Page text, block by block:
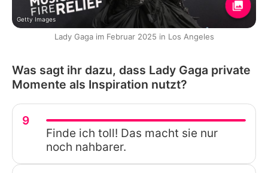
Getty Images
Lady Gaga im Februar 2025 in Los Angeles
Was sagt ihr dazu, dass Lady Gaga private
Momente als Inspiration nutzt?
9
Finde ich toll! Das macht sie nur
noch nahbarer.